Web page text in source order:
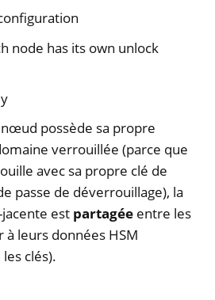
node has its own unlock
possède sa propre
verrouillée (parce que
avec sa propre clé de
passe de déverrouillage), la
est partagée entre les
leurs données HSM
clés).